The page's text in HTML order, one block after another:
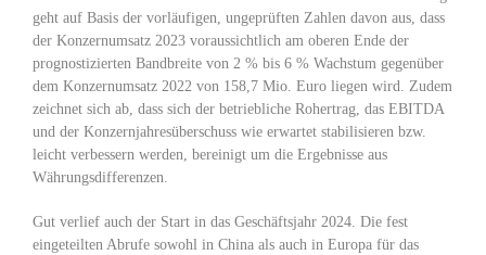
geht auf Basis der vorläufigen, ungeprüften Zahlen davon aus, dass
der Konzernumsatz 2023 voraussichtlich am oberen Ende der
prognostizierten Bandbreite von 2 % bis 6 % Wachstum gegenüber
dem Konzernumsatz 2022 von 158,7 Mio. Euro liegen wird. Zudem
zeichnet sich ab, dass sich der betriebliche Rohertrag, das EBITDA
und der Konzernjahresüberschuss wie erwartet stabilisieren bzw.
leicht verbessern werden, bereinigt um die Ergebnisse aus
Währungsdifferenzen.
Gut verlief auch der Start in das Geschäftsjahr 2024. Die fest
eingeteilten Abrufe sowohl in China als auch in Europa für das